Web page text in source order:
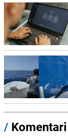
/ Komentari